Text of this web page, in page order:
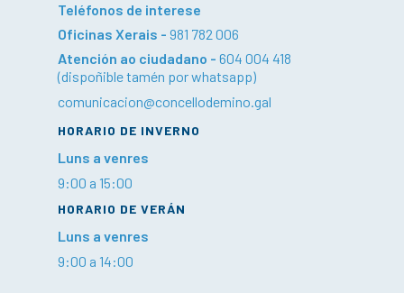
Teléfonos de interese
Oficinas Xerais - 981 782 006
Atención ao ciudadano - 604 004 418
(dispoñible tamén por whatsapp)
comunicacion@concellodemino.gal
HORARIO DE INVERNO
Luns a venres
9:00 a 15:00
HORARIO DE VERÁN
Luns a venres
9:00 a 14:00